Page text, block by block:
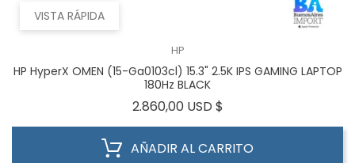
VISTA RÁPIDA
HP
HP HyperX OMEN (15-Ga0103cl) 15.3" 2.5K IPS GAMING LAPTOP
180Hz BLACK
2.860,00 USD $
AÑADIR AL CARRITO